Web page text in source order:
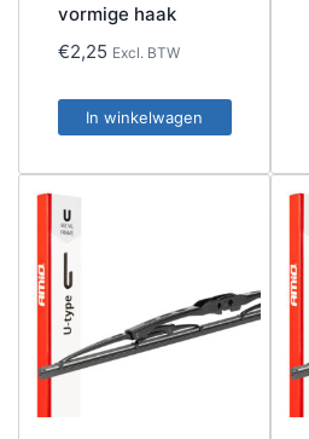
vormige haak
€2,25 Excl. BTW
In winkelwagen